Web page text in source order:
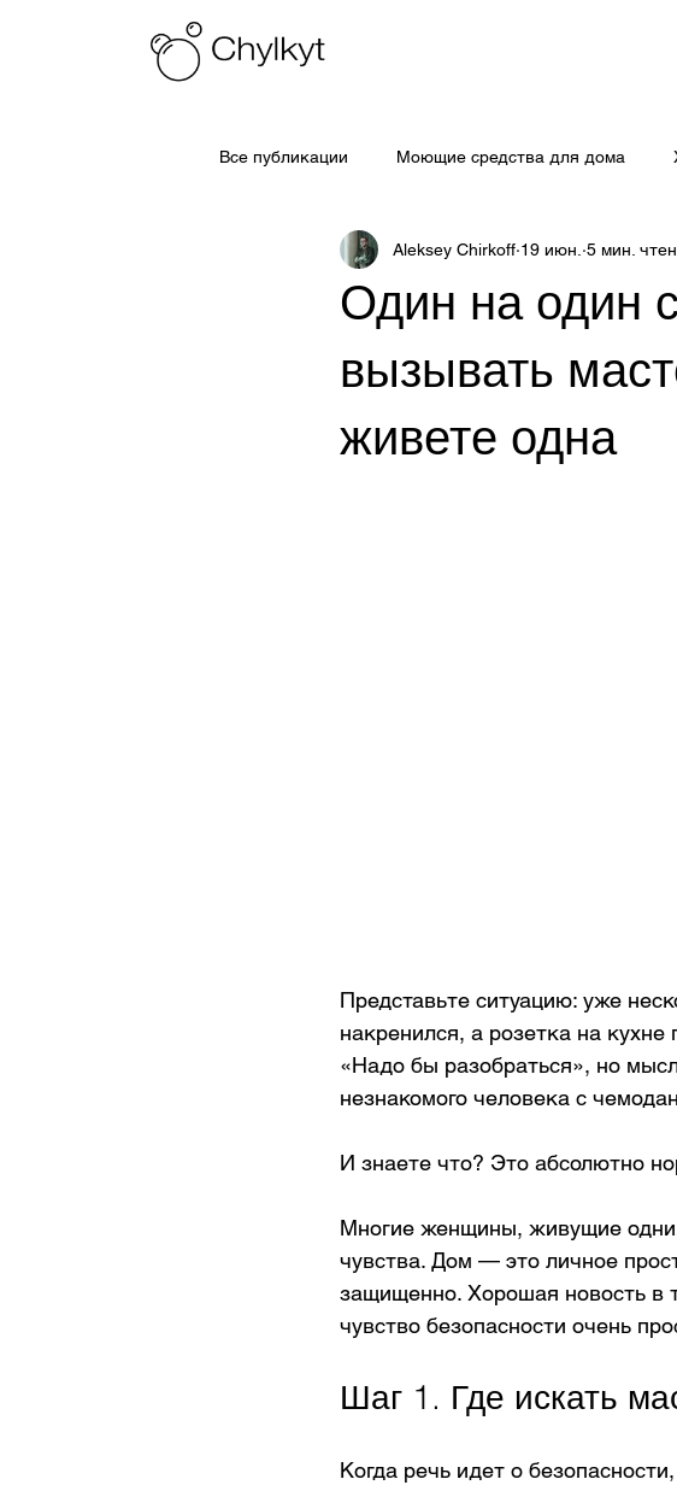
Все публикации Моющие средства для дома
Один на один
вызывать
живете одна
Aleksey Chirkoff 19 июн. 5 мин.
Представьте ситуацию: уже
накренился, а розетка на
«Надо бы разобраться», но
незнакомого человека с
И знаете что? Это абсолютно
Многие женщины, живущие
чувства. Дом — это личное
защищенно. Хорошая новость в
чувство безопасности очень
Шаг 1. Где искать
Когда речь идет о